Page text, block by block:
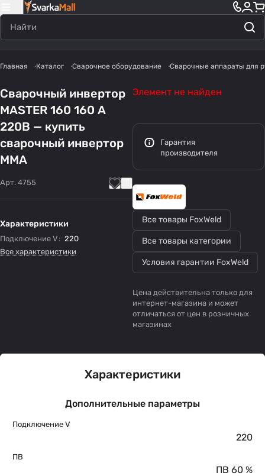
Главная Каталог Сварочное оборудование Сварочные аппараты для
Сварочный инвертор
MASTER 160 160 А
220В — купить
сварочный инвертор
MMA
Арт. 4755
Характеристики
Подключение V : 220
Все характеристики
Элемент не найден
Гарантия
производителя
Все товары FoxWeld
Все товары категории
Условия гарантии FoxWeld
Цена действительна только для
интернет-магазина и может
отличаться от цен в розничных
магазинах
Характеристики
Дополнительные параметры
Подключение V
220
ПВ
ПВ 60 %